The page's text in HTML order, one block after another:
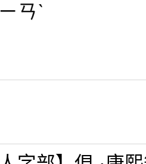
ㄢˋ